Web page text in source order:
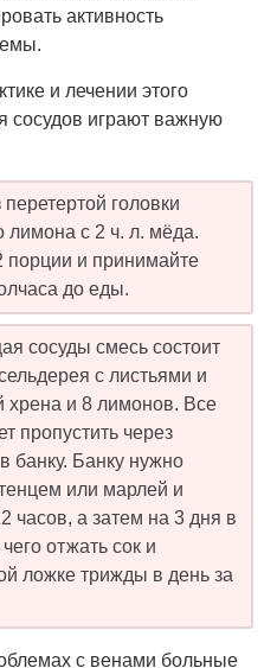
активность
и лечении этого
сосудов играют важную
головки
лимона с 2 ч. л. мёда.
порции и принимайте
до еды.
сосуды смесь состоит
с листьями и
хрена и 8 лимонов. Все
пропустить через
банку. Банку нужно
или марлей и
часов, а затем на 3 дня в
отжать сок и
ложке трижды в день за
с венами больные